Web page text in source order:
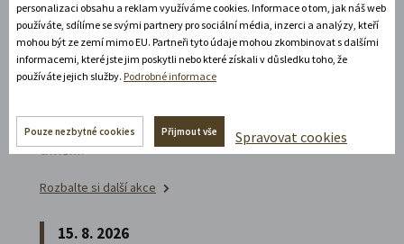
Noční prohlídka piaristického chrámu
Poznejte vrcholně barokní architekturu v
působivém večerním hávu. Obětní stůl dýchá
klenby a chrám ožívá instalacemi současného
umění.
Rozbalte si další akce
15. 8. 2026
personalizaci obsahu a reklam využíváme cookies. Informace o tom, jak náš web
používáte, sdílíme se svými partnery pro sociální média, inzerci a analýzy, kteří
mohou být ze zemí mimo EU. Partneři tyto údaje mohou zkombinovat s dalšími
informacemi, které jste jim poskytli nebo které získali v důsledku toho, že
používáte jejich služby. Podrobné informace
Pouze nezbytné cookies Přijmout vše Spravovat cookies